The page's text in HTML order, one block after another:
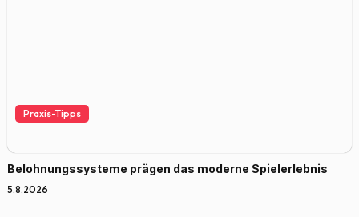
Praxis-Tipps
Belohnungssysteme prägen das moderne Spielerlebnis
5.8.2026